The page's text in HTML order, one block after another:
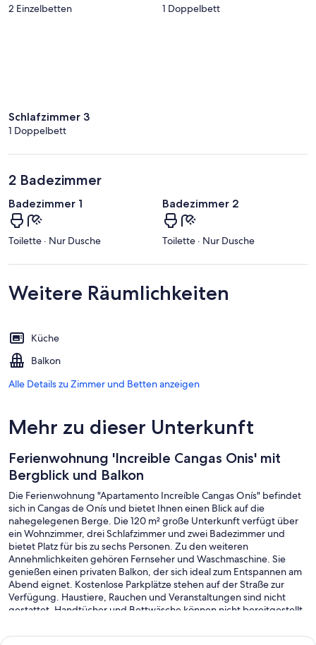
2 Einzelbetten 1 Doppelbett
Schlafzimmer 3
1 Doppelbett
2 Badezimmer
Badezimmer 1
Toilette · Nur Dusche
Badezimmer 2
Toilette · Nur Dusche
Weitere Räumlichkeiten
Küche
Balkon
Alle Details zu Zimmer und Betten anzeigen
Mehr zu dieser Unterkunft
Ferienwohnung 'Increible Cangas Onis' mit
Bergblick und Balkon
Die Ferienwohnung "Apartamento Increíble Cangas Onís" befindet
sich in Cangas de Onís und bietet Ihnen einen Blick auf die
nahegelegenen Berge. Die 120 m² große Unterkunft verfügt über
ein Wohnzimmer, drei Schlafzimmer und zwei Badezimmer und
bietet Platz für bis zu sechs Personen. Zu den weiteren
Annehmlichkeiten gehören Fernseher und Waschmaschine. Sie
genießen einen privaten Balkon, der sich ideal zum Entspannen am
Abend eignet. Kostenlose Parkplätze stehen auf der Straße zur
Verfügung. Haustiere, Rauchen und Veranstaltungen sind nicht
gestattet. Handtücher und Bettwäsche können nicht bereitgestellt
WLAN. Sie haben einen stufenlosen Zugang zur Wohnung.